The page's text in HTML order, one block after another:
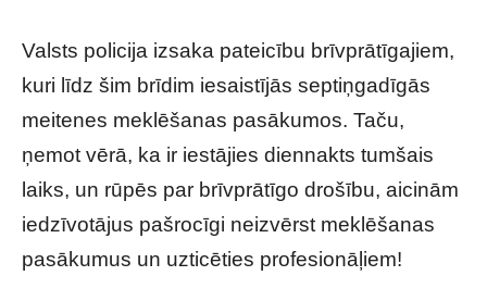
Valsts policija izsaka pateicību brīvprātīgajiem,
kuri līdz šim brīdim iesaistījās septiņgadīgās
meitenes meklēšanas pasākumos. Taču,
ņemot vērā, ka ir iestājies diennakts tumšais
laiks, un rūpēs par brīvprātīgo drošību, aicinām
iedzīvotājus pašrocīgi neizvērst meklēšanas
pasākumus un uzticēties profesionāļiem!